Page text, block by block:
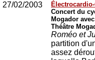
27/02/2003
Concert du
Mogador
Théâtre
Roméo et
partition
assez